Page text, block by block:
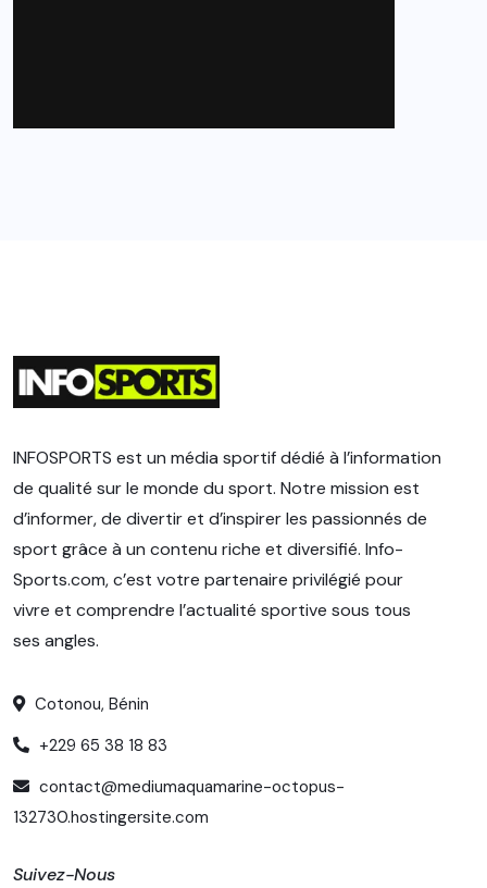
INFOSPORTS est un média sportif dédié à l’information
de qualité sur le monde du sport. Notre mission est
d’informer, de divertir et d’inspirer les passionnés de
sport grâce à un contenu riche et diversifié. Info-
Sports.com, c’est votre partenaire privilégié pour
vivre et comprendre l’actualité sportive sous tous
ses angles.
Cotonou, Bénin
+229 65 38 18 83
contact@mediumaquamarine-octopus-
132730.hostingersite.com
Suivez-Nous